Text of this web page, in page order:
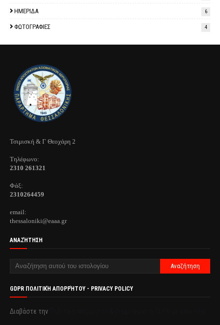
ΗΜΕΡΙΔΑ 6
ΦΩΤΟΓΡΑΦΙΕΣ 4
Τσιμισκή & Γ Θεοχάρη 2
Τηλέφωνo:
2310 261321
Φάξ:
2310264459
email:
thessaloniki@eaaa.gr
ΑΝΑΖΉΤΗΣΗ
GDPR ΠΟΛΙΤΙΚΉ ΑΠΟΡΡΉΤΟΥ - PRIVACY POLICY
Διαβάστε την